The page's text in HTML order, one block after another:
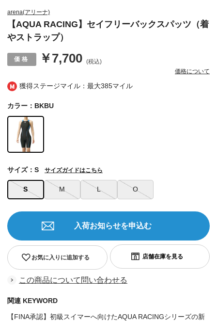
獲得ステージマイル：最大385マイル
arena(アリーナ)
【AQUA RACING】セイフリーバックスパッツ（着
やストラップ）
￥7,700 (税込)
価格について
カラー：BKBU
S M L O
サイズ：S サイズガイドはこちら
お気に入りに追加する
入荷お知らせを申込む
この商品について問い合わせる
関連 KEYWORD
【FINA承認】初級スイマーへ向けたAQUA RACINGシリーズの新